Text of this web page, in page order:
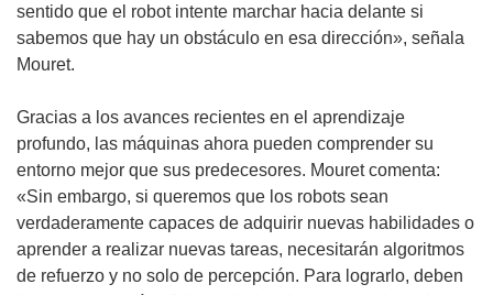
sentido que el robot intente marchar hacia delante si
sabemos que hay un obstáculo en esa dirección», señala
Mouret.
Gracias a los avances recientes en el aprendizaje
profundo, las máquinas ahora pueden comprender su
entorno mejor que sus predecesores. Mouret comenta:
«Sin embargo, si queremos que los robots sean
verdaderamente capaces de adquirir nuevas habilidades o
aprender a realizar nuevas tareas, necesitarán algoritmos
de refuerzo y no solo de percepción. Para lograrlo, deben